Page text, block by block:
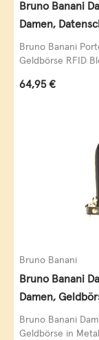
Bruno Banani
Damen,
Querformat,
Bruno Banani
Geldbörse RFID
Regulärer Preis:
64,95 €
Bruno Banani
Bruno Banani
Damen,
Leder,
Bruno Banani
Geldbörse in